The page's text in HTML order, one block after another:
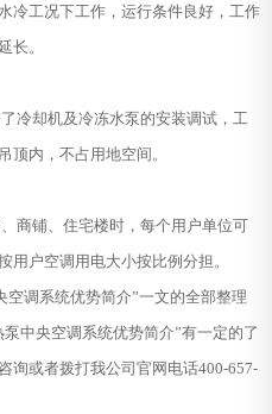
冷工况下工作，运行条件良好，工作
长。
冷却机及冷冻水泵的安装调试，工
顶内，不占用地空间。
商铺、住宅楼时，每个用户单位可
用户空调用电大小按比例分担。
空调系统优势简介”一文的全部整理
中央空调系统优势简介”有一定的了
询或者拨打我公司官网电话400-657-